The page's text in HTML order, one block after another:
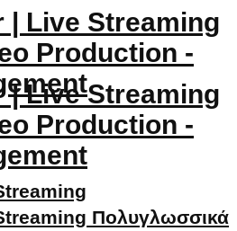
Πολυγλωσσικά